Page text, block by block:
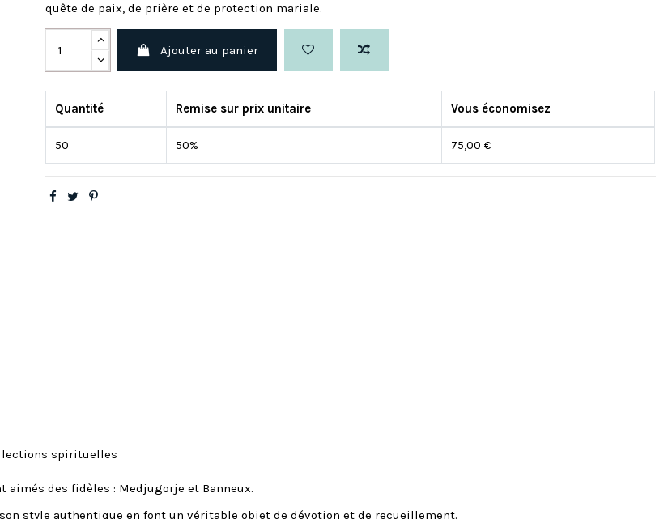
quête de paix, de prière et de protection mariale.
Ajouter au panier
Quantité Remise sur prix unitaire Vous économisez
50 50% 75,00 €
spirituelles
des fidèles : Medjugorje et Banneux.
style authentique en font un véritable objet de dévotion et de recueillement.